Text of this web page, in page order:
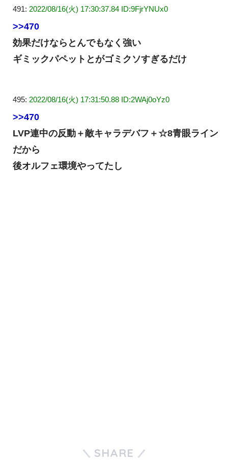
491: 2022/08/16(火) 17:30:37.84 ID:9FjrYNUx0
>>470
効果だけならとんでもなく強い
ギミックパペットとがゴミクソすぎるだけ
495: 2022/08/16(火) 17:31:50.88 ID:2WAj0oYz0
>>470
LVP連中の反動＋敵キャラデバフ＋☆8青眼ライン
だから
後オルフェ環境やってたし
SHARE